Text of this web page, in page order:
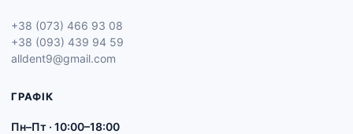
+38 (073) 466 93 08
+38 (093) 439 94 59
alldent9@gmail.com
ГРАФІК
Пн–Пт · 10:00–18:00